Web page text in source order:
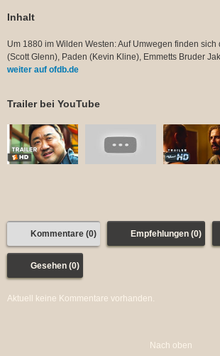
Inhalt
Um 1880 im Wilden Westen: Auf Umwegen finden
(Scott Glenn), Paden (Kevin Kline), Emmetts Bruder
weiter auf ofdb.de
Trailer bei YouTube
Kommentare (0) Empfehlungen (0)
Gesehen (0)
Aktuell keine Kommentare vorhanden.
Nach oben